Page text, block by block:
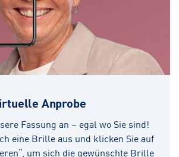
Anprobe
Fassung an – egal wo Sie sind!
eine Brille aus und klicken Sie auf
um sich die gewünschte Brille